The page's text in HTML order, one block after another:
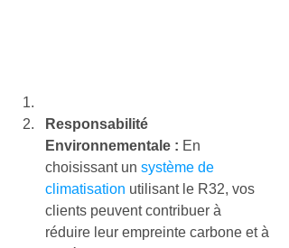
Responsabilité
Environnementale : En
choisissant un système de
climatisation utilisant le R32, vos
clients peuvent contribuer à
réduire leur empreinte carbone et à